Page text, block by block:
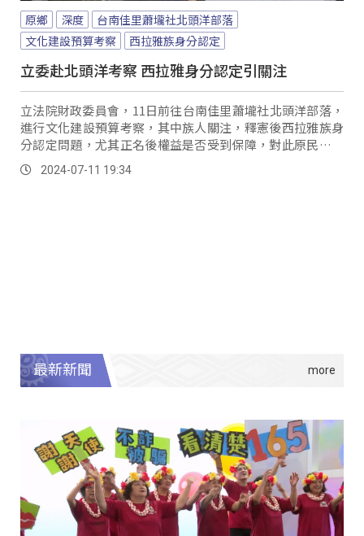
原鄉 深度
台南佳里蕭壠社北頭洋部落
文化建設預算考察
西拉雅族身分認定
立委赴北頭洋考察 西拉雅身分認定引關注
立法院財政委員會，11日前往台南佳里蕭壠社北頭洋部落，
進行文化建設預算考察，其中族人關注，釋憲後西拉雅族身
分認定問題，尤其正名後權益是否受到保障，對此原民會表
示，目前已配合專家學者，持續召開地方座談，蒐集意見調
整草案內容。
2024-07-11 19:34
最新新聞